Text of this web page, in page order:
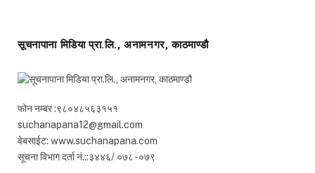
सूचनापाना मिडिया प्रा.लि., अनामनगर, काठमाण्डौ
फोन नम्बर :९८०४८५६३१५१
suchanapana12@gmail.com
वेबसाईट: www.suchanapana.com
सूचना विभाग दर्ता नं.::३४४६/ ०७८ -०७९